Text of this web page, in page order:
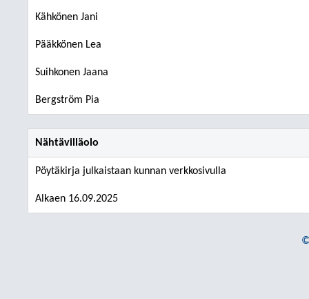
Kähkönen Jani
Pääkkönen Lea
Suihkonen Jaana
Bergström Pia
Nähtävilläolo
Pöytäkirja julkaistaan kunnan verkkosivulla
Alkaen 16.09.2025